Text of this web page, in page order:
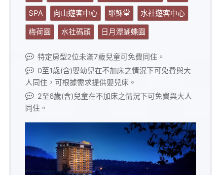
SPA
向山遊客中心 耶穌堂
水社遊客中心
梅荷園
水社碼頭 日月潭蝴蝶園
特定房型2位未滿7歲兒童可免費同住。
0至1歲(含)嬰幼兒在不加床之情況下可免費與大
人同住，可根據需求提供嬰兒床。
2至6歲(含)兒童在不加床之情況下可免費與大人
同住。